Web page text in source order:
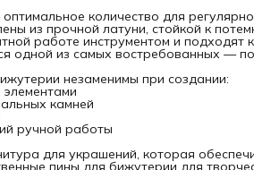
количество для
из прочной латуни, стойкой к
работе инструментом и
одной из самых востребованных —
незаменимы при создании:
элементами
камней
ручной работы
для украшений, которая
пины для бижутерии для